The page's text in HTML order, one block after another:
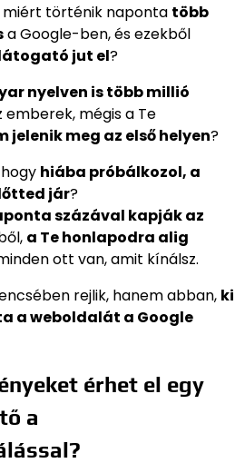
történik naponta több
a Google-ben, és ezekből
jut el?
nyelven is több millió
emberek, mégis a Te
jelenik meg az első helyen?
hiába próbálkozol, a
jár?
százával kapják az
a Te honlapodra alig
ott van, amit kínálsz.
rejlik, hanem abban, ki
a weboldalát a Google
érhet el egy
a